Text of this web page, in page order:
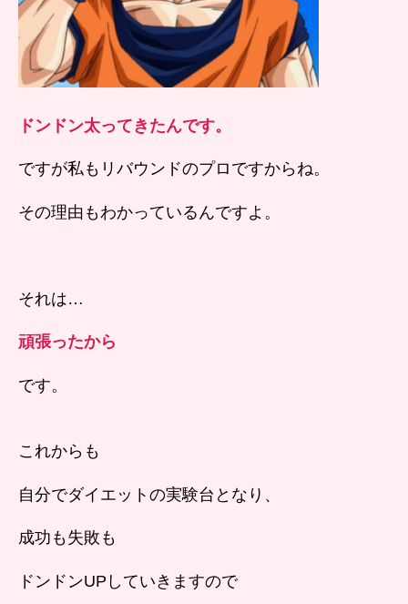
ドンドン太ってきたんです。
ですが私もリバウンドのプロですからね。
その理由もわかっているんですよ。
それは…
頑張ったから
です。
これからも
自分でダイエットの実験台となり、
成功も失敗も
ドンドンUPしていきますので